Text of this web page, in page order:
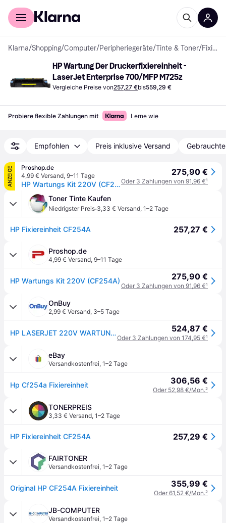
Für Shopper
Klarna/Shopping/Computer/Peripheriegeräte/Tinte & Toner/ Fixierkits
HP Wartung Der Druckerfixiereinheit -
LaserJet Enterprise 700/MFP M725z
Vergleiche Preise von257,27 €bis559,29 €
Probiere flexible Zahlungen mit Lerne wie
Empfohlen Preis inklusive Versand
ANZEIGE
Proshop.de
4,99 € Versand, 9–11 Tage
HP Wartungs Kit 220V (CF254A)
275,90 €
Oder 3 Zahlungen von 91,96 €¹
Toner Tinte Kaufen
Niedrigster Preis·3,33 € Versand, 1–2 Tage
HP Fixiereinheit CF254A 257,27 €
Proshop.de
4,99 € Versand, 9–11 Tage
HP Wartungs Kit 220V (CF254A) 275,90 €
Oder 3 Zahlungen von 91,96 €¹
OnBuy
2,99 € Versand, 3–5 Tage
HP LASERJET 220V WARTUNG CF254A 524,87 €
Oder 3 Zahlungen von 174,95 €¹
eBay
Versandkostenfrei, 1–2 Tage
Hp Cf254a Fixiereinheit 306,56 €
Oder 52,98 €/Mon.²
TONERPREIS
3,33 € Versand, 1–2 Tage
HP Fixiereinheit CF254A 257,29 €
FAIRTONER
Versandkostenfrei, 1–2 Tage
Original HP CF254A Fixiereinheit 355,99 €
Oder 61,52 €/Mon.²
JB-COMPUTER
Versandkostenfrei, 1–2 Tage